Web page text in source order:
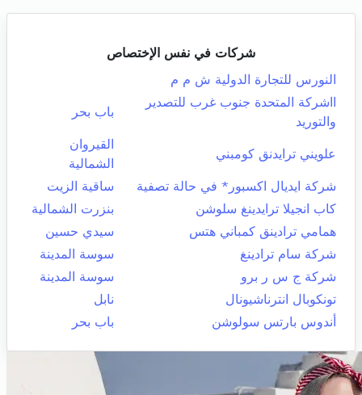
شركات في نفس الإختصاص
النورس للتجارة الدولية ش م م
ااشركة المتحدة جنوب غرب للتصدير
والتوريد
باب بحر
علويني ترايدنق كومبني
القيروان
الشمالية
شركة ايديال اكسبور* في حالة تصفية
ساقية الزيت
كاب انجيلا ترايدينغ سلوشن
بنزرت الشمالية
همامي ترادينق كمباني هتس
سيدي حسين
شركة سام ترادينغ
سوسة المدينة
شركة ج س ر برو
سوسة المدينة
تونكوبال انترناشيونال
نابل
أندوس بارتس سولوشن
باب بحر